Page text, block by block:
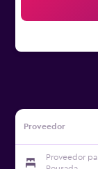
Proveedor
Proveedor